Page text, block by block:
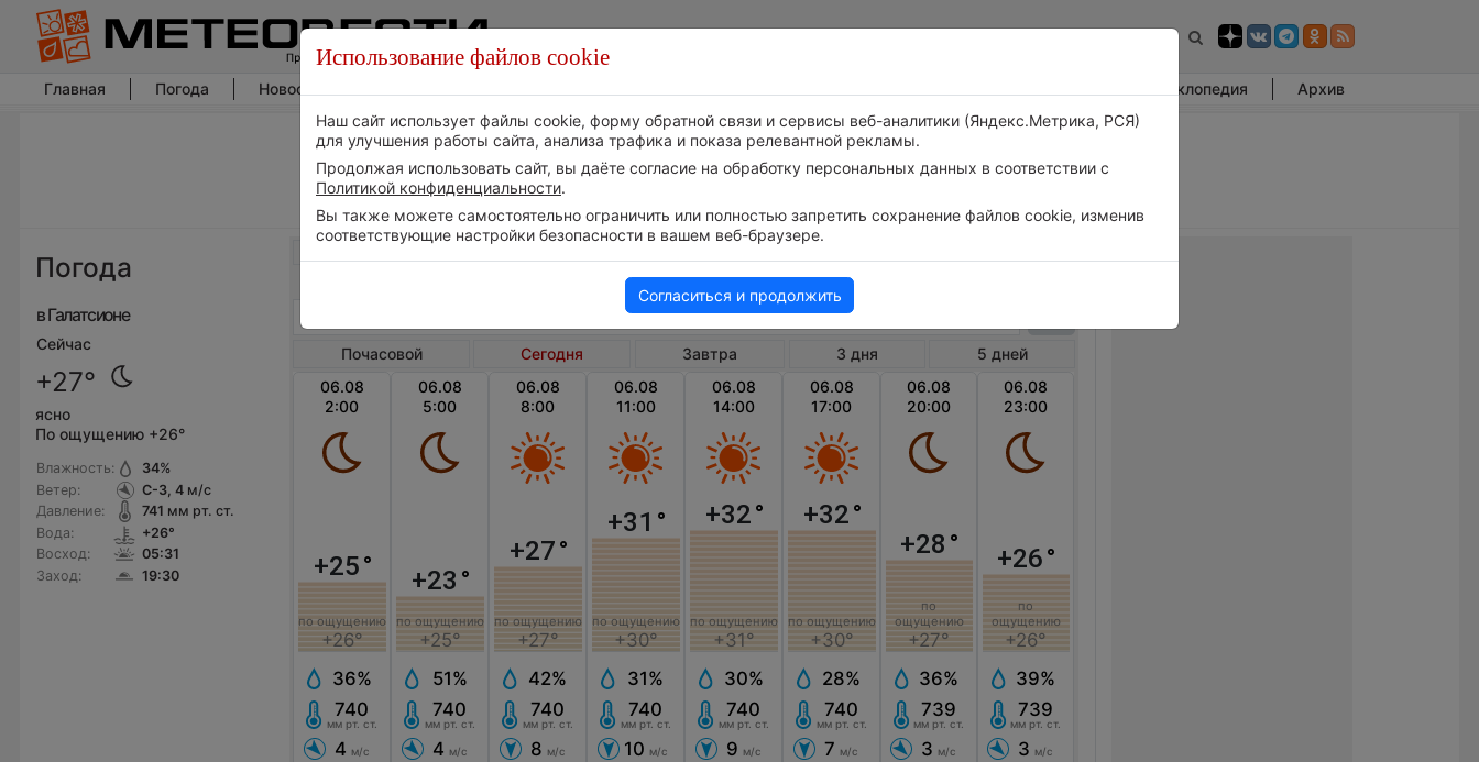
Главная Погода Новости погоды Энциклопедия Архив
Погода
в Галатсионе
Сейчас
+27°
ясно
По ощущению +26°
Влажность:
Ветер:
Давление:
Вода:
Восход:
Заход:
34%
С-З, 4м/с
741 мм рт. ст.
+26°
05:31
19:30
Погода в Галатсионе сегодня
Почасовой Сегодня Завтра 3 дня
5 дней
06.08
2:00
+25°
по ощущению
+26°
36%
740
мм рт. ст.
4 м/с
06.08
5:00
+23 °
по ощущению
+25°
51%
740
мм рт. ст.
4 м/с
06.08
8:00
+27°
по ощущению
+27°
42%
740
мм рт. ст.
8 м/с
06.08
11:00
+31 °
по ощущению
+30°
31%
740
мм рт. ст.
10 м/с
06.08
14:00
+32°
по ощущению
+31°
30%
740
мм рт. ст.
9 м/с
06.08
17:00
+32°
по ощущению
+30°
28%
740
мм рт. ст.
7 м/с
06.08
20:00
+28 °
по
ощущению
+27°
36%
739
мм рт. ст.
3 м/с
06.08
23:00
+26°
по
ощущению
+26°
39%
739
мм рт. ст.
3 м/с
Использование файлов cookie
Наш сайт использует файлы cookie, форму обратной связи и сервисы веб-аналитики (Яндекс.Метрика, РСЯ)
для улучшения работы сайта, анализа трафика и показа релевантной рекламы.
Продолжая использовать сайт, вы даёте согласие на обработку персональных данных в соответствии с
Политикой конфиденциальности.
Вы также можете самостоятельно ограничить или полностью запретить сохранение файлов cookie, изменив
соответствующие настройки безопасности в вашем веб-браузере.
Согласиться и продолжить